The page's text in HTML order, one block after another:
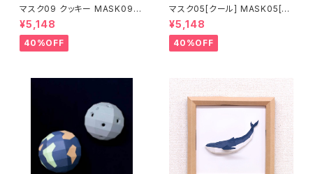
マスク09 クッキー MASK09
“COOKIE”
¥5,148
40%OFF
マスク05[クール] MASK05[C
OOL]
¥5,148
40%OFF